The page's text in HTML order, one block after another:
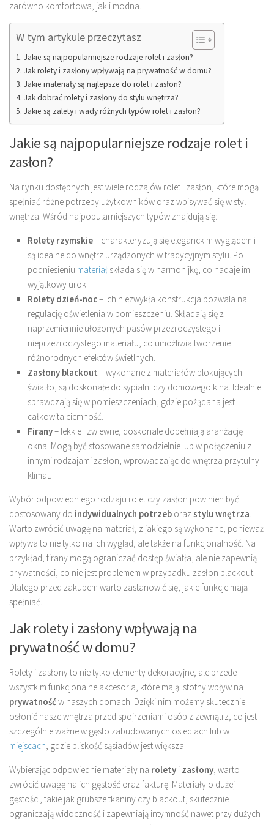
zarówno komfortowa, jak i modna.
W tym artykule przeczytasz
Jakie są najpopularniejsze rodzaje rolet i zasłon?
Jak rolety i zasłony wpływają na prywatność w domu?
Jakie materiały są najlepsze do rolet i zasłon?
Jak dobrać rolety i zasłony do stylu wnętrza?
Jakie są zalety i wady różnych typów rolet i zasłon?
Jakie są najpopularniejsze rodzaje rolet i
zasłon?
Na rynku dostępnych jest wiele rodzajów rolet i zasłon, które mogą
spełniać różne potrzeby użytkowników oraz wpisywać się w styl
wnętrza. Wśród najpopularniejszych typów znajdują się:
Rolety rzymskie– charakteryzują się eleganckim wyglądem i
są idealne do wnętrz urządzonych w tradycyjnym stylu. Po
podniesieniu materiał składa się w harmonijkę, co nadaje im
wyjątkowy urok.
Rolety dzień-noc– ich niezwykła konstrukcja pozwala na
regulację oświetlenia w pomieszczeniu. Składają się z
naprzemiennie ułożonych pasów przezroczystego i
nieprzezroczystego materiału, co umożliwia tworzenie
różnorodnych efektów świetlnych.
Zasłony blackout – wykonane z materiałów blokujących
światło, są doskonałe do sypialni czy domowego kina. Idealnie
sprawdzają się w pomieszczeniach, gdzie pożądana jest
całkowita ciemność.
Firany– lekkie i zwiewne, doskonale dopełniają aranżację
okna. Mogą być stosowane samodzielnie lub w połączeniu z
innymi rodzajami zasłon, wprowadzając do wnętrza przytulny
klimat.
Wybór odpowiedniego rodzaju rolet czy zasłon powinien być
dostosowany do indywidualnych potrzeb oraz stylu wnętrza
Warto zwrócić uwagę na materiał, z jakiego są wykonane, ponieważ
wpływa to nie tylko na ich wygląd, ale także na funkcjonalność. Na
przykład, firany mogą ograniczać dostęp światła, ale nie zapewnią
prywatności, co nie jest problemem w przypadku zasłon blackout.
Dlatego przed zakupem warto zastanowić się, jakie funkcje mają
spełniać.
Jak rolety i zasłony wpływają na
prywatność w domu?
Rolety i zasłony to nie tylko elementy dekoracyjne, ale przede
wszystkim funkcjonalne akcesoria, które mają istotny wpływ na
prywatnośćw naszych domach. Dzięki nim możemy skutecznie
osłonić nasze wnętrza przed spojrzeniami osób z zewnątrz, co jest
szczególnie ważne w gęsto zabudowanych osiedlach lub w
miejscach , gdzie bliskość sąsiadów jest większa.
Wybierając odpowiednie materiały na rolety i zasłony , warto
zwrócić uwagę na ich gęstość oraz fakturę. Materiały o dużej
gęstości, takie jak grubsze tkaniny czy blackout, skutecznie
ograniczają widoczność i zapewniają intymność nawet przy dużych